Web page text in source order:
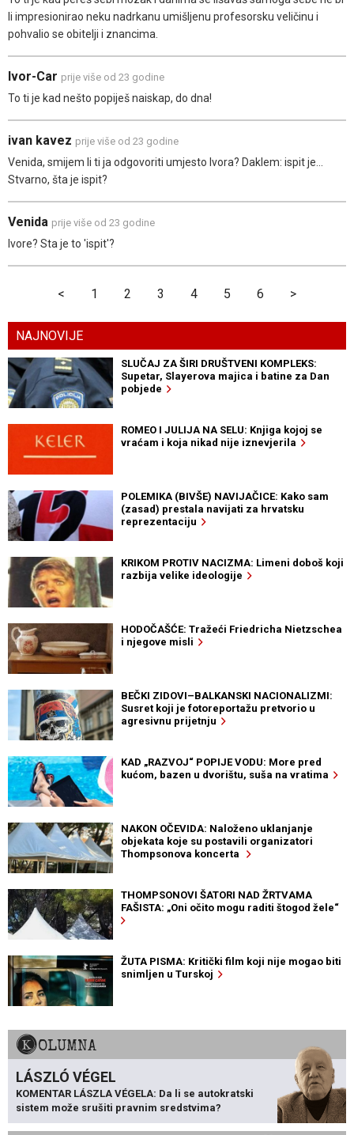
li impresionirao neku nadrkanu umišljenu profesorsku veličinu i
pohvalio se obitelji i znancima.
Ivor-Car prije više od 23 godine
To ti je kad nešto popiješ naiskap, do dna!
ivan kavez prije više od 23 godine
Venida, smijem li ti ja odgovoriti umjesto Ivora? Daklem: ispit je...
Stvarno, šta je ispit?
Venida prije više od 23 godine
Ivore? Sta je to 'ispit'?
< 1 2 3 4 5 6 >
NAJNOVIJE
SLUČAJ ZA ŠIRI DRUŠTVENI KOMPLEKS:
Supetar, Slayerova majica i batine za Dan
pobjede
ROMEO I JULIJA NA SELU: Knjiga kojoj se
vraćam i koja nikad nije iznevjerila
POLEMIKA (BIVŠE) NAVIJAČICE: Kako sam
(zasad) prestala navijati za hrvatsku
reprezentaciju
KRIKOM PROTIV NACIZMA: Limeni doboš koji
razbija velike ideologije
HODOČAŠĆE: Tražeći Friedricha Nietzschea
i njegove misli
BEČKI ZIDOVI–BALKANSKI NACIONALIZMI:
Susret koji je fotoreportažu pretvorio u
agresivnu prijetnju
KAD „RAZVOJ“ POPIJE VODU: More pred
kućom, bazen u dvorištu, suša na vratima
NAKON OČEVIDA: Naloženo uklanjanje
objekata koje su postavili organizatori
Thompsonova koncerta
THOMPSONOVI ŠATORI NAD ŽRTVAMA
FAŠISTA: „Oni očito mogu raditi štogod žele“
ŽUTA PISMA: Kritički film koji nije mogao biti
snimljen u Turskoj
KOLUMNA
LÁSZLÓ VÉGEL
KOMENTAR LÁSZLA VÉGELA: Da li se autokratski
sistem može srušiti pravnim sredstvima?